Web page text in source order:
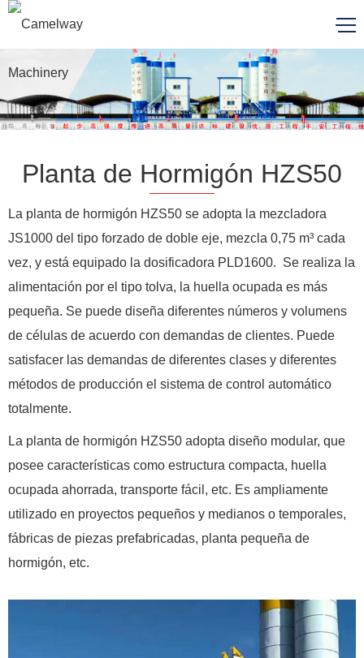
Planta de Hormigón HZS50
La planta de hormigón HZS50 se adopta la mezcladora
JS1000 del tipo forzado de doble eje, mezcla 0,75 m³ cada
vez, y está equipado la dosificadora PLD1600. Se realiza la
alimentación por el tipo tolva, la huella ocupada es más
pequeña. Se puede diseña diferentes números y volumens
de células de acuerdo con demandas de clientes. Puede
satisfacer las demandas de diferentes clases y diferentes
métodos de producción el sistema de control automático
totalmente.
La planta de hormigón HZS50 adopta diseño modular, que
posee características como estructura compacta, huella
ocupada ahorrada, transporte fácil, etc. Es ampliamente
utilizado en proyectos pequeños y medianos o temporales,
fábricas de piezas prefabricadas, planta pequeña de
hormigón, etc.